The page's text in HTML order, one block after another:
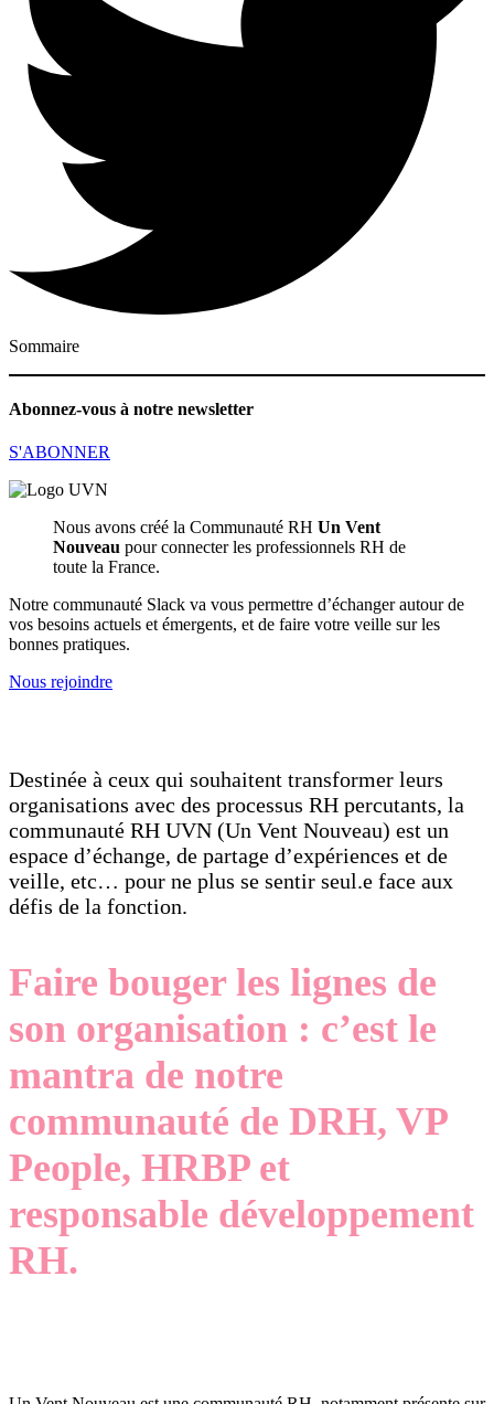
Sommaire
Abonnez-vous à notre newsletter
S'ABONNER
Nous avons créé la Communauté RH Un Vent
Nouveau pour connecter les professionnels RH de
toute la France.
Notre communauté Slack va vous permettre d’échanger autour de
vos besoins actuels et émergents, et de faire votre veille sur les
bonnes pratiques.
Nous rejoindre
Destinée à ceux qui souhaitent transformer leurs
organisations avec des processus RH percutants, la
communauté RH UVN (Un Vent Nouveau) est un
espace d’échange, de partage d’expériences et de
veille, etc… pour ne plus se sentir seul.e face aux
défis de la fonction.
Faire bouger les lignes de
son organisation : c’est le
mantra de notre
communauté de DRH, VP
People, HRBP et
responsable développement
RH.